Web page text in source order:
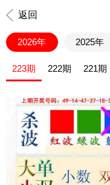
返回
2026年 2025年
223期 222期 221期